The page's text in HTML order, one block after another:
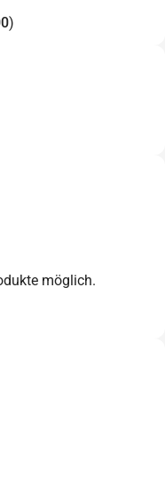
)
möglich.